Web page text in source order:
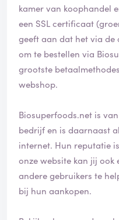
kamer van koophandel
een SSL certificaat
geeft aan dat het via de
om te bestellen via
grootste
webshop.
Biosuperfoods.net is
bedrijf en is daarnaast
internet. Hun reputatie
onze website kan jij ook
andere gebruikers te
bij hun aankopen.